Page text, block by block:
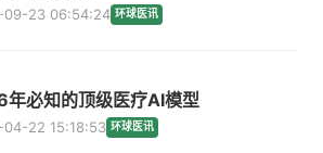
09-23 06:54:24 环球医讯
必知的顶级医疗AI模型
22 15:18:53 环球医讯